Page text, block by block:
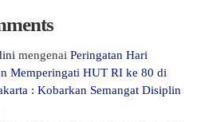
mengenai Peringatan Hari
Memperingati HUT RI ke 80 di
: Kobarkan Semangat Disiplin